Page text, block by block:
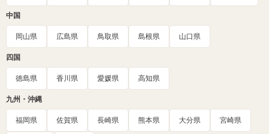
中国
岡山県 広島県 鳥取県 島根県 山口県
四国
徳島県 香川県 愛媛県 高知県
九州・沖縄
福岡県 佐賀県 長崎県 熊本県 大分県 宮崎県